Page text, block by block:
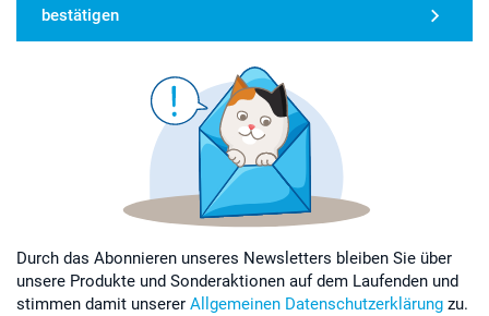
bestätigen
Durch das Abonnieren unseres Newsletters bleiben Sie über
unsere Produkte und Sonderaktionen auf dem Laufenden und
stimmen damit unserer Allgemeinen Datenschutzerklärung zu.